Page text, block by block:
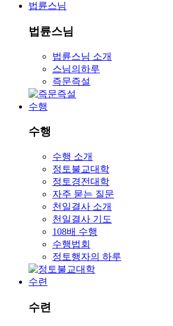
법륜스님
법륜스님
법륜스님 소개
스님의하루
즉문즉설
수행
수행
수행 소개
정토불교대학
정토경전대학
자주 묻는 질문
천일결사 소개
천일결사 기도
108배 수행
수행법회
정토행자의 하루
수련
수련